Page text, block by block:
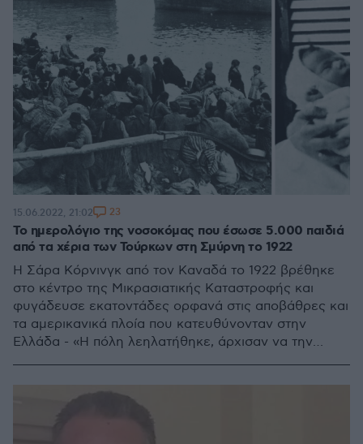
Το ημερολόγιο της νοσοκόμας που έσωσε 5.000 παιδιά
από τα χέρια των Τούρκων στη Σμύρνη το 1922
Η Σάρα Κόρνινγκ από τον Καναδά το 1922 βρέθηκε
στο κέντρο της Μικρασιατικής Καταστροφής και
φυγάδευσε εκατοντάδες ορφανά στις αποβάθρες και
τα αμερικανικά πλοία που κατευθύνονταν στην
Ελλάδα - «Η πόλη λεηλατήθηκε, άρχισαν να την
αργότερα στο βιβλίο της
15.06.2022, 21:02 23